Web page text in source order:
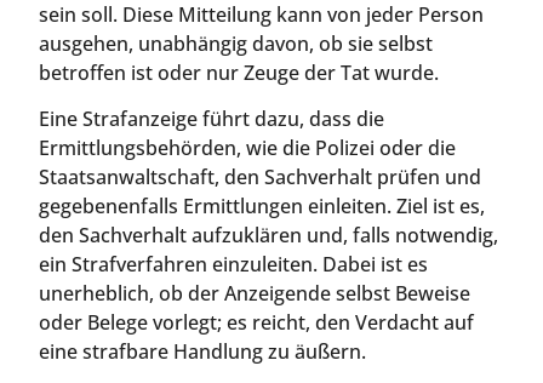
sein soll. Diese Mitteilung kann von jeder Person
ausgehen, unabhängig davon, ob sie selbst
betroffen ist oder nur Zeuge der Tat wurde.
Eine Strafanzeige führt dazu, dass die
Ermittlungsbehörden, wie die Polizei oder die
Staatsanwaltschaft, den Sachverhalt prüfen und
gegebenenfalls Ermittlungen einleiten. Ziel ist es,
den Sachverhalt aufzuklären und, falls notwendig,
ein Strafverfahren einzuleiten. Dabei ist es
unerheblich, ob der Anzeigende selbst Beweise
oder Belege vorlegt; es reicht, den Verdacht auf
eine strafbare Handlung zu äußern.